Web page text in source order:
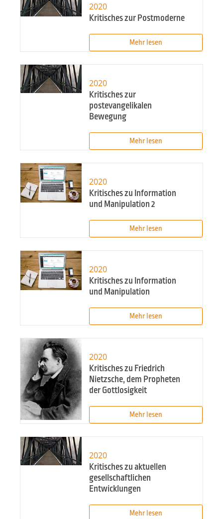
2020
Kritisches zur Postmoderne
Mehr lesen
2020
Kritisches zur
postevangelikalen
Bewegung
Mehr lesen
2020
Kritisches zu Information
und Manipulation 2
Mehr lesen
2020
Kritisches zu Information
und Manipulation
Mehr lesen
2020
Kritisches zu Friedrich
Nietzsche, dem Propheten
der Gottlosigkeit
Mehr lesen
2020
Kritisches zu aktuellen
gesellschaftlichen
Entwicklungen
Mehr lesen